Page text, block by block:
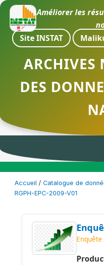
Améliorer les
Site INSTAT
ARCHIVES
DES
Accueil / Catalogue de
RGPH-EPC-2009-V01